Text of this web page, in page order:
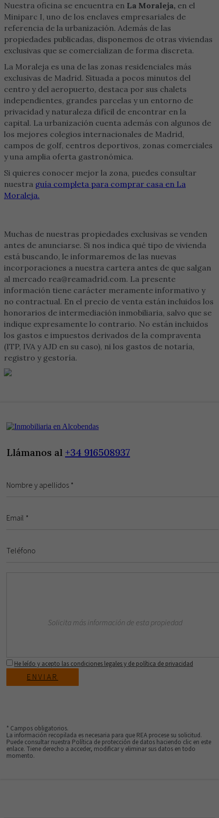
Nuestra oficina se encuentra en La Moraleja, en el
Miniparc I, uno de los enclaves empresariales de
referencia de la urbanización. Además de las
propiedades publicadas, disponemos de otras viviendas
exclusivas que se comercializan de forma discreta.
La Moraleja es una de las zonas residenciales más
exclusivas de Madrid. Situada a pocos minutos del
centro y del aeropuerto, destaca por sus chalets
independientes, grandes parcelas y un entorno de
privacidad y naturaleza difícil de encontrar en la
capital. La urbanización cuenta además con algunos de
los mejores colegios internacionales de Madrid,
campos de golf, centros deportivos, zonas comerciales
y una amplia oferta gastronómica.
Si quieres conocer mejor la zona, puedes consultar
nuestra guía completa para comprar casa en La
Moraleja.
Muchas de nuestras propiedades exclusivas se venden
antes de anunciarse. Si nos indica qué tipo de vivienda
está buscando, le informaremos de las nuevas
incorporaciones a nuestra cartera antes de que salgan
al mercado rea@reamadrid.com. La presente
información tiene carácter meramente informativo y
no contractual. En el precio de venta están incluidos los
honorarios de intermediación inmobiliaria, salvo que se
indique expresamente lo contrario. No están incluidos
los gastos e impuestos derivados de la compraventa
(ITP, IVA y AJD en su caso), ni los gastos de notaría,
registro y gestoría.
Llámanos al +34 916508937
He leído y acepto las condiciones legales y de política de privacidad
ENVIAR
* Campos obligatorios.
La información recopilada es necesaria para que REA procese su solicitud.
Puede consultar nuestra Política de protección de datos haciendo clic en este
enlace. Tiene derecho a acceder, modificar y eliminar sus datos en todo
momento.